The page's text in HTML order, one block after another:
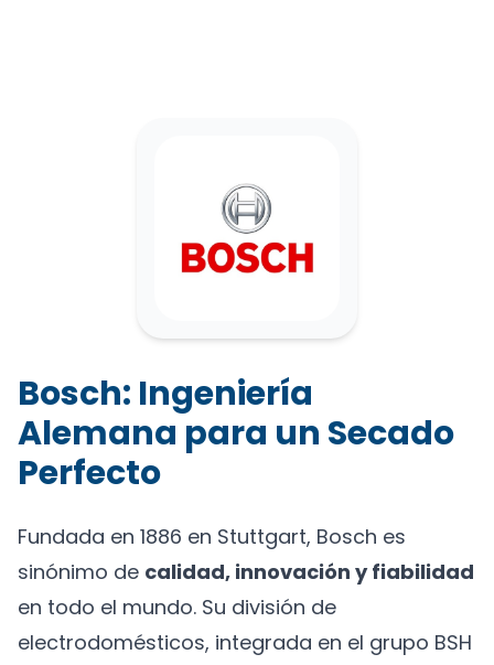
Bosch: Ingeniería
Alemana para un Secado
Perfecto
Fundada en 1886 en Stuttgart, Bosch es
sinónimo de calidad, innovación y fiabilidad
en todo el mundo. Su división de
electrodomésticos, integrada en el grupo BSH